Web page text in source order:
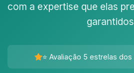
com a expertise que elas
⭐ Avaliação 5 estrelas